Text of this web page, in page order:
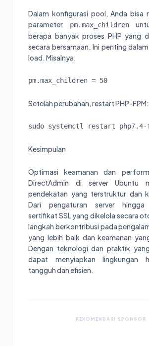
Dalam konfigurasi pool, Anda bisa
parameter
pm.max_children
berapa banyak proses PHP yang
secara bersamaan. Ini penting
load. Misalnya:
pm.max_children = 50
Setelah perubahan, restart PHP-FPM:
sudo systemctl restart php7.4-
Kesimpulan
Optimasi keamanan dan
DirectAdmin di server Ubuntu
pendekatan yang terstruktur dan
Dari pengaturan server hingga
sertifikat SSL yang dikelola secara
langkah berkontribusi pada
yang lebih baik dan keamanan
Dengan teknologi dan praktik
dapat menyiapkan lingkungan
tangguh dan efisien.
REKOMENDASI SPONSOR